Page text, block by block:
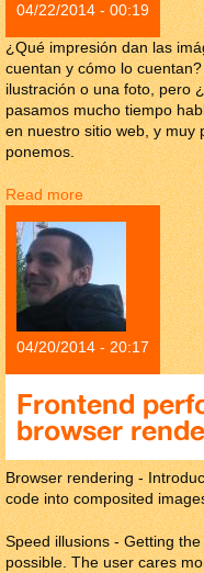
04/22/2014 - 00:19
¿Qué impresión dan las
cuentan y cómo lo
ilustración o una foto, pero
pasamos mucho tiempo
en nuestro sitio web, y muy
ponemos.
Read moreabout Hablar
04/20/2014 - 20:17
Frontend
browser
Browser rendering -
code into composited
Speed illusions - Getting
possible. The user cares